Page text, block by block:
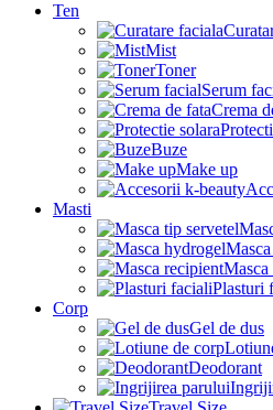
Ten
Mist
Toner
Serum
Crema
Buze
Make up
Masti
Plasturi
Corp
Gel de dus
Deodorant